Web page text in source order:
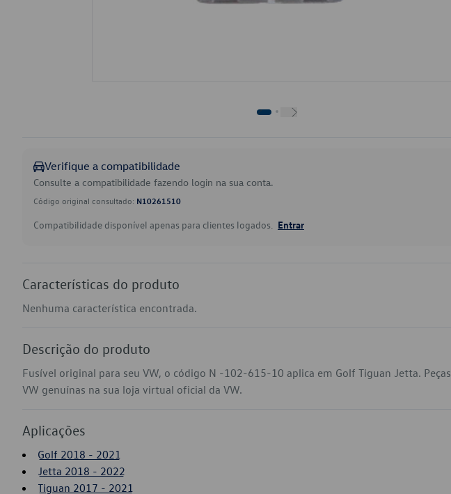
Verifique a compatibilidade
Consulte a compatibilidade fazendo login na sua conta.
Código original consultado: N10261510
Compatibilidade disponível apenas para clientes logados. Entrar
Características do produto
Nenhuma característica encontrada.
Descrição do produto
Fusível original para seu VW, o código N -102-615-10 aplica em Golf Tiguan Jetta. Peças
VW genuínas na sua loja virtual oficial da VW.
Aplicações
Golf 2018 - 2021
Jetta 2018 - 2022
Tiguan 2017 - 2021